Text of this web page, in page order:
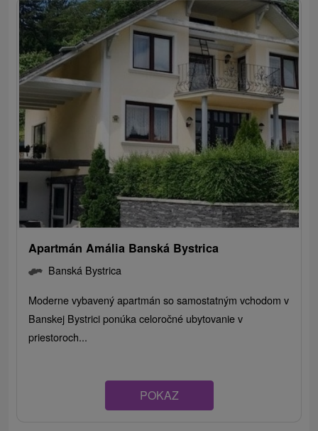
Apartmán Amália Banská Bystrica
Banská Bystrica
Moderne vybavený apartmán so samostatným vchodom v
Banskej Bystrici ponúka celoročné ubytovanie v
priestoroch...
POKAZ